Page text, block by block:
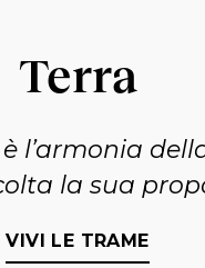
Terra
è l’armonia
la sua
VIVI LE TRAME